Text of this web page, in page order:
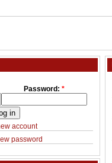
Password: *
account
password